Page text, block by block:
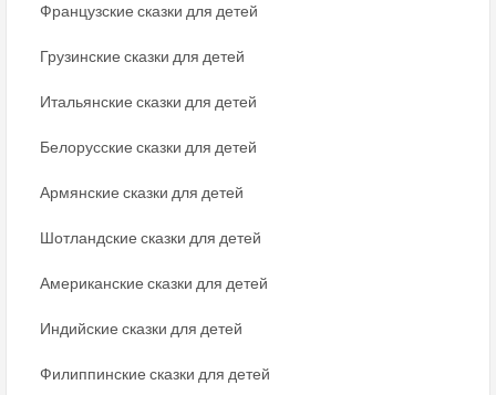
Французские сказки для детей
Грузинские сказки для детей
Итальянские сказки для детей
Белорусские сказки для детей
Армянские сказки для детей
Шотландские сказки для детей
Американские сказки для детей
Индийские сказки для детей
Филиппинские сказки для детей